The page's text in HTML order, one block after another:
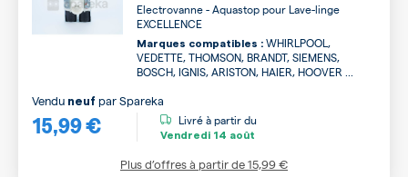
Electrovanne - Aquastop pour Lave-linge
EXCELLENCE
Marques compatibles : WHIRLPOOL,
VEDETTE, THOMSON, BRANDT, SIEMENS,
BOSCH, IGNIS, ARISTON, HAIER, HOOVER ...
15,99 €
Vendu neuf parSpareka
Livré à partir du
Vendredi 14 août
Plus d’offres à partir de15,99 €